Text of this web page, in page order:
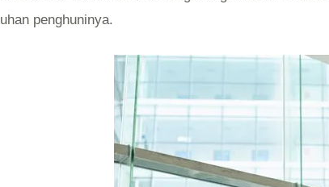
penghuninya.